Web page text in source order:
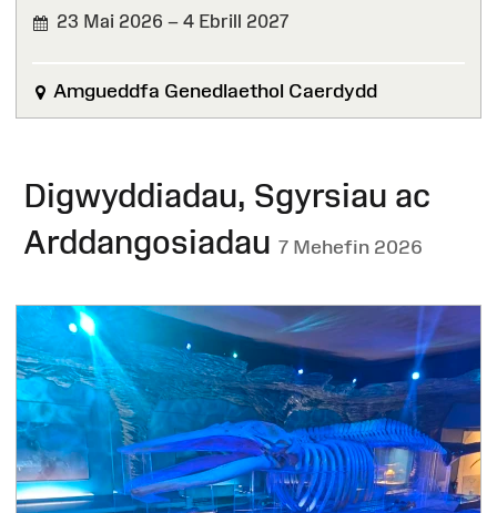
23 Mai 2026 – 4 Ebrill 2027
Amgueddfa Genedlaethol Caerdydd
Digwyddiadau, Sgyrsiau ac
Arddangosiadau 7 Mehefin 2026